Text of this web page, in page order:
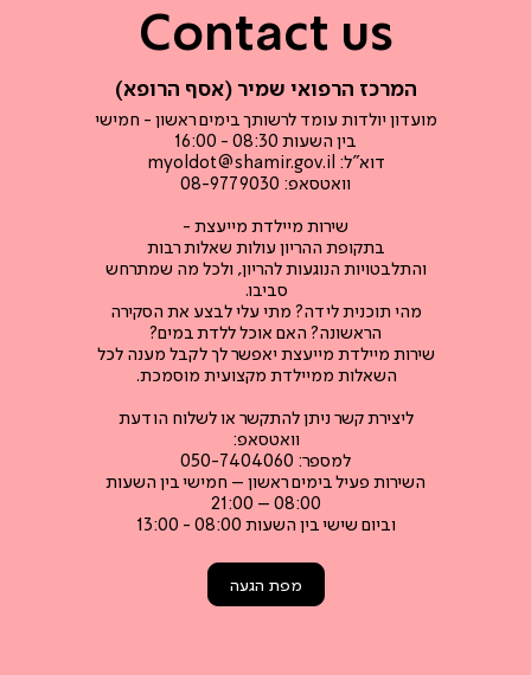
Contact us
המרכז הרפואי שמיר (אסף הרופא)
מועדון יולדות עומד לרשותך בימים ראשון - חמישי
בין השעות 08:30 - 16:00
דוא"ל: myoldot@shamir.gov.il
וואטסאפ: 08-9779030
שירות מיילדת מייעצת -
בתקופת ההריון עולות שאלות רבות
והתלבטויות הנוגעות להריון, ולכל מה שמתרחש
סביבו.
מהי תוכנית לידה? מתי עלי לבצע את הסקירה
הראשונה? האם אוכל ללדת במים?
שירות מיילדת מייעצת יאפשר לך לקבל מענה לכל
השאלות ממיילדת מקצועית מוסמכת.
ליצירת קשר ניתן להתקשר או לשלוח הודעת
וואטסאפ:
למספר: 050-7404060
השירות פעיל בימים ראשון – חמישי בין השעות
08:00 – 21:00
וביום שישי בין השעות 08:00 - 13:00
מפת הגעה